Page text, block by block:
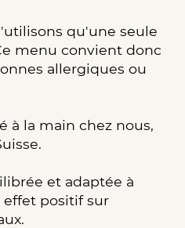
qu'une seule
menu convient donc
allergiques ou
à la main chez nous,
et adaptée à
effet positif sur